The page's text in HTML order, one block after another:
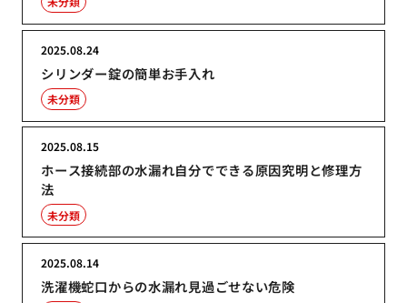
シリンダー錠の簡単お手入れ
2025.08.24
未分類
ホース接続部の水漏れ自分でできる原因究明と修理方
法
2025.08.15
未分類
洗濯機蛇口からの水漏れ見過ごせない危険
2025.08.14